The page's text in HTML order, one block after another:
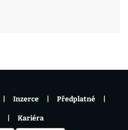
Inzerce Předplatné
Kariéra